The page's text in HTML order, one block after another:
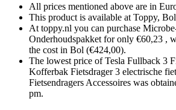
All prices mentioned above are in
This product is available at Toppy,
At toppy.nl you can purchase
Onderhoudspakket for only €60,23 ,
the cost in Bol (€424,00).
The lowest price of Tesla Fullback 3
Kofferbak Fietsdrager 3 electrische
Fietsendragers Accessoires was
pm.